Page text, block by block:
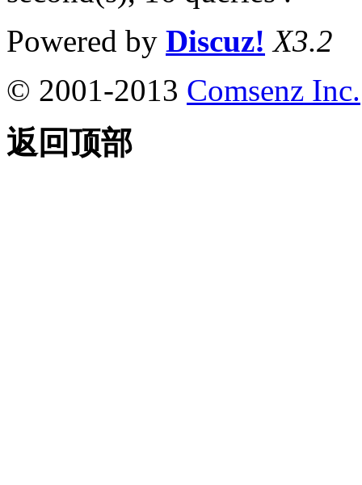
Powered by Discuz! X3.2
© 2001-2013 Comsenz Inc.
返回顶部